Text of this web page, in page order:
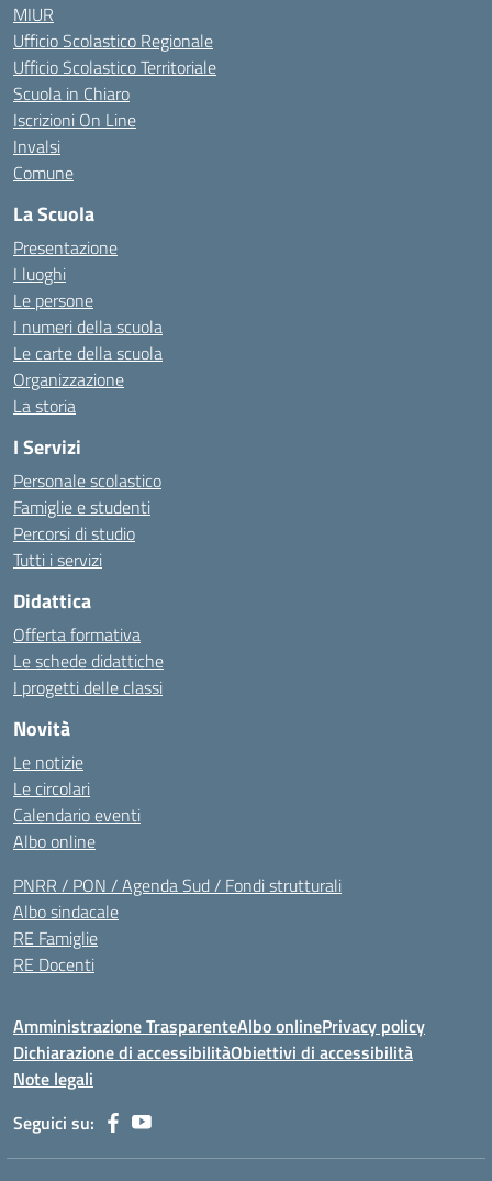
MIUR
Ufficio Scolastico Regionale
Ufficio Scolastico Territoriale
Scuola in Chiaro
Iscrizioni On Line
Invalsi
Comune
La Scuola
Presentazione
I luoghi
Le persone
I numeri della scuola
Le carte della scuola
Organizzazione
La storia
I Servizi
Personale scolastico
Famiglie e studenti
Percorsi di studio
Tutti i servizi
Didattica
Offerta formativa
Le schede didattiche
I progetti delle classi
Novità
Le notizie
Le circolari
Calendario eventi
Albo online
PNRR / PON / Agenda Sud / Fondi strutturali
Albo sindacale
RE Famiglie
RE Docenti
Amministrazione TrasparenteAlbo onlinePrivacy policy
Dichiarazione di accessibilitàObiettivi di accessibilità
Note legali
Seguici su: